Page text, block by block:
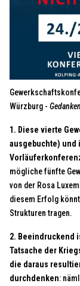
Würzburg -
1. Diese vierte
ausgebuchte) und
mögliche fünfte
von der Rosa
diesem Erfolg
Strukturen tragen.
2. Beeindruckend
Tatsache der
die daraus
durchdenken: